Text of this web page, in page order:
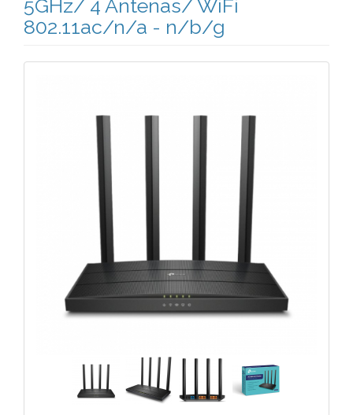
5GHz/ 4 Antenas/ WiFi
802.11ac/n/a - n/b/g